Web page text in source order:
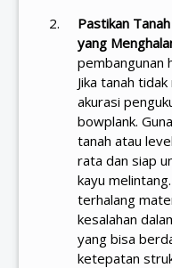
Pastikan
yang
pembangunan
Jika tanah
akurasi
bowplank.
tanah atau
rata dan siap
kayu
terhalang
kesalahan
yang bisa
ketepatan